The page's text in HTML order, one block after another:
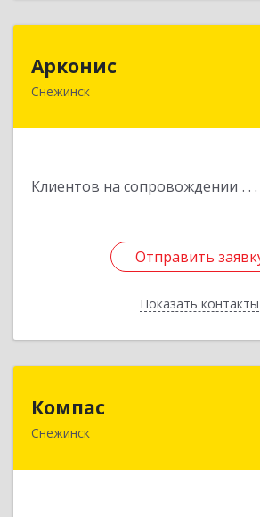
Арконис
Снежинск
Клиентов на сопровождении
Отправить
Показать контакты
Отправить
Назад
Компас
Снежинск